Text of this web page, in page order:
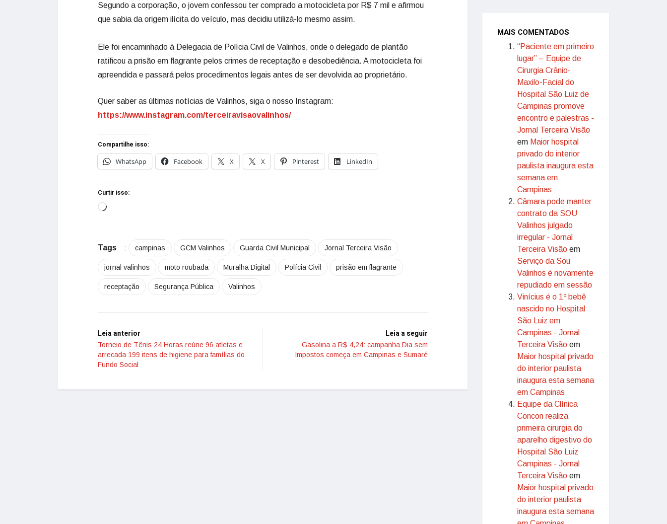
Segundo a corporação, o jovem confessou ter comprado a motocicleta por R$ 7 mil e afirmou
que sabia da origem ilícita do veículo, mas decidiu utilizá-lo mesmo assim.
Ele foi encaminhado à Delegacia de Polícia Civil de Valinhos, onde o delegado de plantão
ratificou a prisão em flagrante pelos crimes de receptação e desobediência. A motocicleta foi
apreendida e passará pelos procedimentos legais antes de ser devolvida ao proprietário.
Quer saber as últimas notícias de Valinhos, siga o nosso Instagram:
https://www.instagram.com/terceiravisaovalinhos/
Compartilhe isso:
WhatsApp
Facebook X X Pinterest LinkedIn
Curtir isso:
Tags : campinas GCM Valinhos Guarda Civil Municipal Jornal Terceira Visão
jornal valinhos moto roubada Muralha Digital Polícia Civil prisão em flagrante
receptação Segurança Pública Valinhos
Leia anterior
Torneio de Tênis 24 Horas reúne 96 atletas e
arrecada 199 itens de higiene para famílias do
Fundo Social
Leia a seguir
Gasolina a R$ 4,24: campanha Dia sem
Impostos começa em Campinas e Sumaré
MAIS COMENTADOS
“Paciente em primeiro
lugar” – Equipe de
Cirurgia Crânio-
Maxilo-Facial do
Hospital São Luiz de
Campinas promove
encontro e palestras -
Jornal Terceira Visão
em Maior hospital
privado do interior
paulista inaugura esta
semana em
Campinas
Câmara pode manter
contrato da SOU
Valinhos julgado
irregular - Jornal
Terceira Visão em
Serviço da Sou
Valinhos é novamente
repudiado em sessão
Vinícius é o 1º bebê
nascido no Hospital
São Luiz em
Campinas - Jornal
Terceira Visão em
Maior hospital privado
do interior paulista
inaugura esta semana
em Campinas
Equipe da Clínica
Concon realiza
primeira cirurgia do
aparelho digestivo do
Hospital São Luiz
Campinas - Jornal
Terceira Visão em
Maior hospital privado
do interior paulista
inaugura esta semana